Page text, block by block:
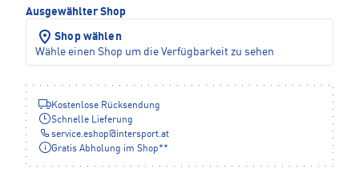
Ausgewählter Shop
Shop wählen
Wähle einen Shop um die Verfügbarkeit zu sehen
Kostenlose Rücksendung
Schnelle Lieferung
service.eshop@intersport.at
Gratis Abholung im Shop**